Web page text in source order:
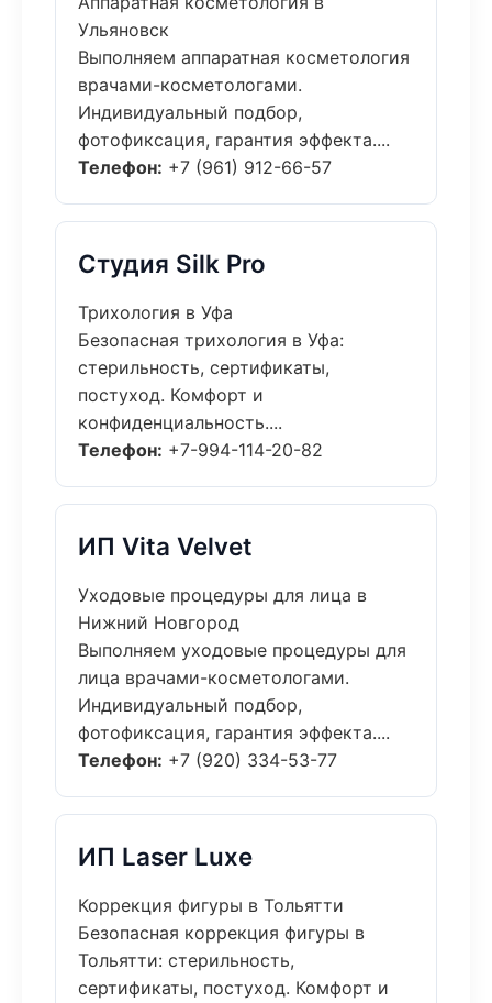
Ульяновск
Выполняем аппаратная косметология
врачами-косметологами.
Индивидуальный подбор,
фотофиксация, гарантия эффекта....
Телефон: +7 (961) 912-66-57
Студия Silk Pro
Трихология в Уфа
Безопасная трихология в Уфа:
стерильность, сертификаты,
постуход. Комфорт и
конфиденциальность....
Телефон: +7-994-114-20-82
ИП Vita Velvet
Уходовые процедуры для лица в
Нижний Новгород
Выполняем уходовые процедуры для
лица врачами-косметологами.
Индивидуальный подбор,
фотофиксация, гарантия эффекта....
Телефон: +7 (920) 334-53-77
ИП Laser Luxe
Коррекция фигуры в Тольятти
Безопасная коррекция фигуры в
Тольятти: стерильность,
сертификаты, постуход. Комфорт и